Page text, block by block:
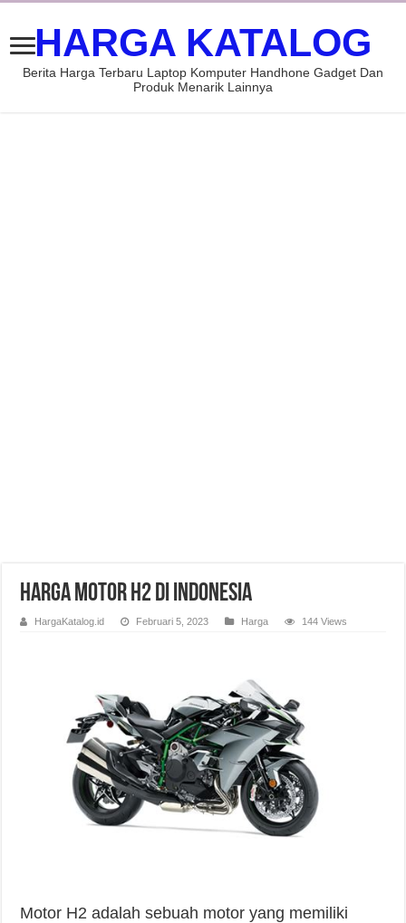
HARGA KATALOG
Berita Harga Terbaru Laptop Komputer Handhone Gadget Dan
Produk Menarik Lainnya
Harga Motor H2 di Indonesia
HargaKatalog.id Februari 5, 2023 Harga 144 Views
Motor H2 adalah sebuah motor yang memiliki